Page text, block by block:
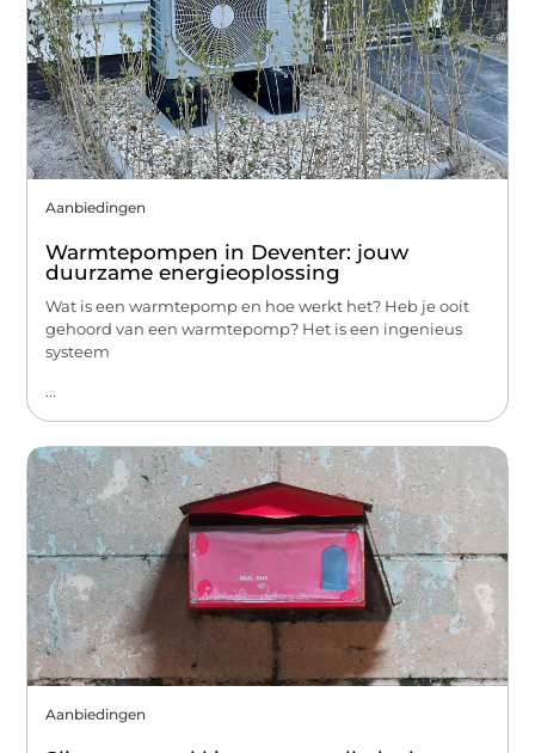
Aanbiedingen
Warmtepompen in Deventer: jouw
duurzame energieoplossing
Wat is een warmtepomp en hoe werkt het? Heb je ooit
gehoord van een warmtepomp? Het is een ingenieus
systeem
...
Aanbiedingen